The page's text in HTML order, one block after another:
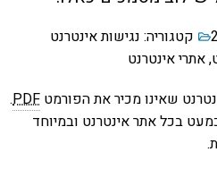
קטגוריה: נגישות אינטרנט
,אתרי אינטרנט
שאינו מכיר את הפורמט PDF
.
בכל אתר אינטרנט ובמיוחד